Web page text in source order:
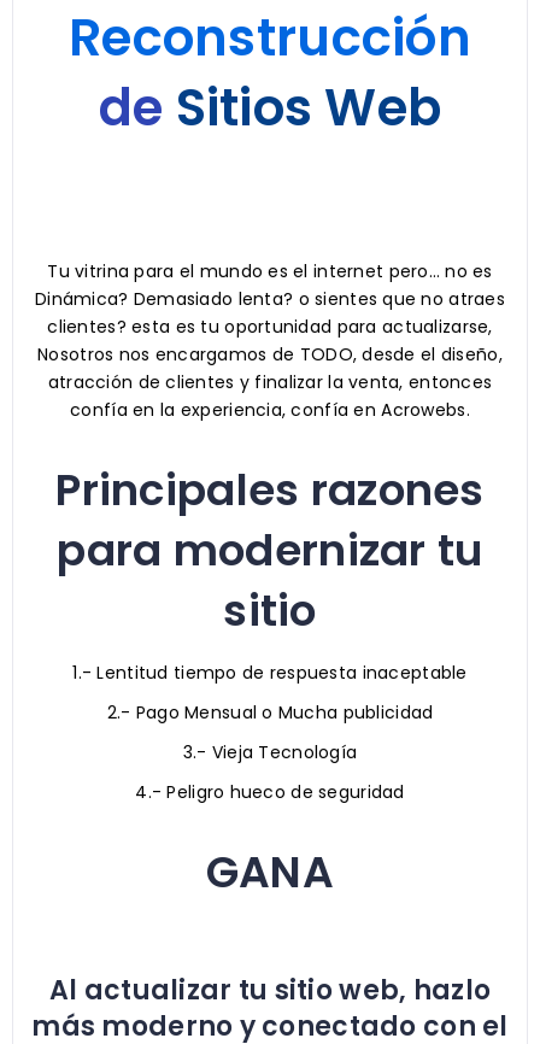
Reconstrucción
de Sitios Web
Tu vitrina para el mundo es el internet pero… no es
Dinámica? Demasiado lenta? o sientes que no atraes
clientes? esta es tu oportunidad para actualizarse,
Nosotros nos encargamos de TODO, desde el diseño,
atracción de clientes y finalizar la venta, entonces
confía en la experiencia, confía en Acrowebs.
Principales razones
para modernizar tu
sitio
1.- Lentitud tiempo de respuesta inaceptable
2.- Pago Mensual o Mucha publicidad
3.- Vieja Tecnología
4.- Peligro hueco de seguridad
GANA
Al actualizar tu sitio web, hazlo
más moderno y conectado con el